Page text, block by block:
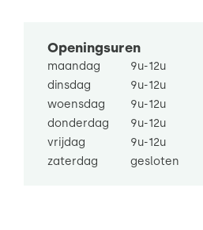
Openingsuren
maandag 9u-12u
dinsdag
9u-12u
woensdag
9u-12u
donderdag
9u-12u
vrijdag
9u-12u
zaterdag
gesloten